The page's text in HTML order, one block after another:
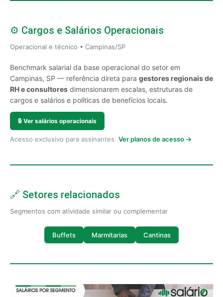
⚙️ Cargos e Salários Operacionais
Operacional e técnico • Campinas/SP
Benchmark salarial da base operacional do setor em
Campinas, SP — referência direta para gestores regionais de
RH e consultores dimensionarem escalas, estruturas de
cargos e salários e políticas de benefícios locais.
🔒 Ver salários operacionais
Acesso exclusivo para assinantes. Ver planos de acesso →
🔗 Setores relacionados
Segmentos com atividade similar ou complementar
Buffets Marmitarias Cantinas